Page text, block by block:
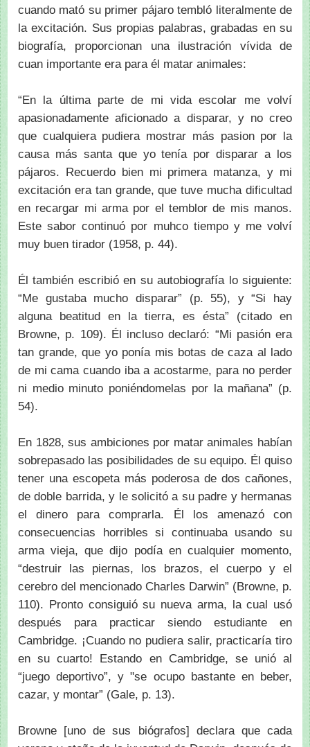
cuando mató su primer pájaro tembló literalmente de
la excitación. Sus propias palabras, grabadas en su
biografía, proporcionan una ilustración vívida de
cuan importante era para él matar animales:
“En la última parte de mi vida escolar me volví
apasionadamente aficionado a disparar, y no creo
que cualquiera pudiera mostrar más pasion por la
causa más santa que yo tenía por disparar a los
pájaros. Recuerdo bien mi primera matanza, y mi
excitación era tan grande, que tuve mucha dificultad
en recargar mi arma por el temblor de mis manos.
Este sabor continuó por muhco tiempo y me volví
muy buen tirador (1958, p. 44).
Él también escribió en su autobiografía lo siguiente:
“Me gustaba mucho disparar” (p. 55), y “Si hay
alguna beatitud en la tierra, es ésta” (citado en
Browne, p. 109). Él incluso declaró: “Mi pasión era
tan grande, que yo ponía mis botas de caza al lado
de mi cama cuando iba a acostarme, para no perder
ni medio minuto poniéndomelas por la mañana” (p.
54).
En 1828, sus ambiciones por matar animales habían
sobrepasado las posibilidades de su equipo. Él quiso
tener una escopeta más poderosa de dos cañones,
de doble barrida, y le solicitó a su padre y hermanas
el dinero para comprarla. Él los amenazó con
consecuencias horribles si continuaba usando su
arma vieja, que dijo podía en cualquier momento,
“destruir las piernas, los brazos, el cuerpo y el
cerebro del mencionado Charles Darwin” (Browne, p.
110). Pronto consiguió su nueva arma, la cual usó
después para practicar siendo estudiante en
Cambridge. ¡Cuando no pudiera salir, practicaría tiro
en su cuarto! Estando en Cambridge, se unió al
“juego deportivo”, y "se ocupo bastante en beber,
cazar, y montar” (Gale, p. 13).
Browne [uno de sus biógrafos] declara que cada